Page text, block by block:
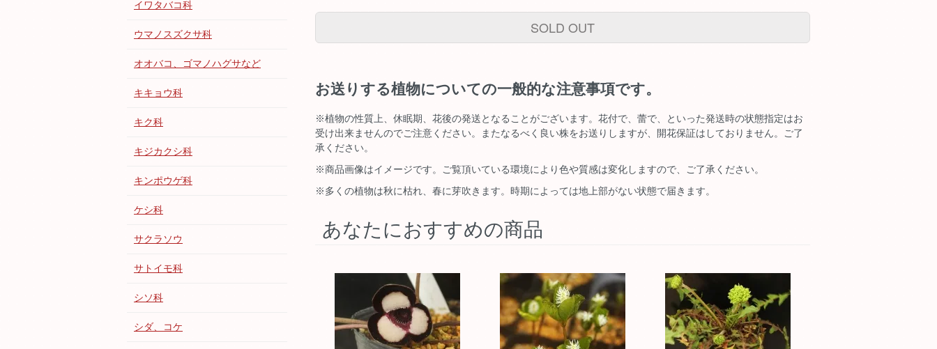
SOLD OUT
お送りする植物についての一般的な注意事項です。
※植物の性質上、休眠期、花後の発送となることがございます。花付で、蕾で、といった発送時の状態指定はお
受け出来ませんのでご注意ください。またなるべく良い株をお送りしますが、開花保証はしておりません。ご了
承ください。
※商品画像はイメージです。ご覧頂いている環境により色や質感は変化しますので、ご了承ください。
※多くの植物は秋に枯れ、春に芽吹きます。時期によっては地上部がない状態で届きます。
あなたにおすすめの商品
イワタバコ科
ウマノスズクサ科
オオバコ、ゴマノハグサなど
キキョウ科
キク科
キジカクシ科
キンポウゲ科
ケシ科
サクラソウ
サトイモ科
シソ科
シダ、コケ